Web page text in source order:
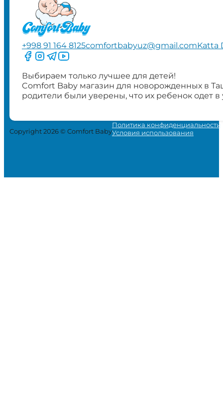
+998 91 164 8125comfortbabyuz@gmail.comKatta
Следите за нами на Facebook
Следите за нами в Instagram
Следите за нами в Telegram
Следите за нами в YouTube
Выбираем только лучшее для детей!
Comfort Baby магазин для новорожденных в
родители были уверены, что их ребенок одет
Copyright 2026 © Comfort Baby
Политика конфиденциальности
Условия использования